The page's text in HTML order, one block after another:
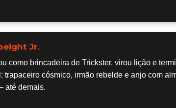
Jr.
como brincadeira de Trickster, virou lição e
trapaceiro cósmico, irmão rebelde e anjo com
até demais.